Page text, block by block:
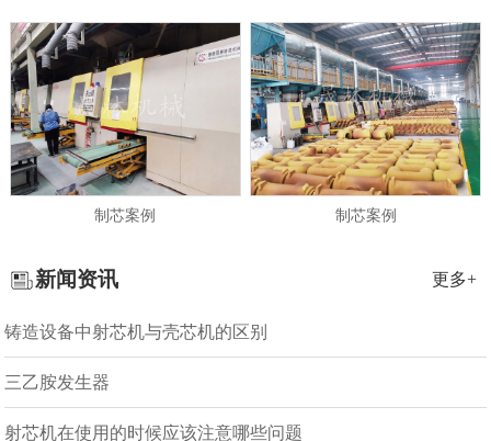
制芯案例 制芯案例
新闻资讯 更多+
铸造设备中射芯机与壳芯机的区别
三乙胺发生器
射芯机在使用的时候应该注意哪些问题